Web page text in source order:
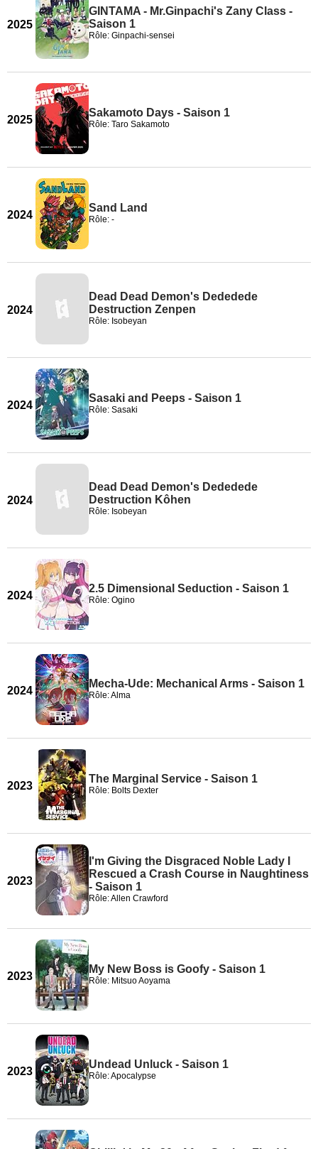
2025
GINTAMA - Mr.Ginpachi's Zany Class -
Saison 1
Rôle: Ginpachi-sensei
2025
Sakamoto Days - Saison 1
Rôle: Taro Sakamoto
2024
Sand Land
Rôle: -
2024
Dead Dead Demon's Dededede
Destruction Zenpen
Rôle: Isobeyan
2024
Sasaki and Peeps - Saison 1
Rôle: Sasaki
2024
Dead Dead Demon's Dededede
Destruction Kôhen
Rôle: Isobeyan
2024
2.5 Dimensional Seduction - Saison 1
Rôle: Ogino
2024
Mecha-Ude: Mechanical Arms - Saison 1
Rôle: Alma
2023
The Marginal Service - Saison 1
Rôle: Bolts Dexter
2023
I'm Giving the Disgraced Noble Lady I
Rescued a Crash Course in Naughtiness
- Saison 1
Rôle: Allen Crawford
2023
My New Boss is Goofy - Saison 1
Rôle: Mitsuo Aoyama
2023
Undead Unluck - Saison 1
Rôle: Apocalypse